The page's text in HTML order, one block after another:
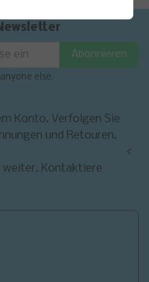
Abonnieren
else.
Konto. Verfolgen Sie
und Retouren.
weiter. Kontaktiere
<